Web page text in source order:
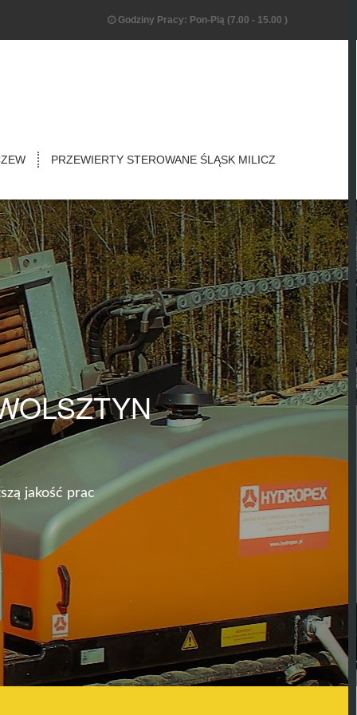
Godziny Pracy: Pon-Pią (7.00 - 15.00 )
PRZEWIERTY STEROWANE ŚLĄSK MILICZ
jakość prac